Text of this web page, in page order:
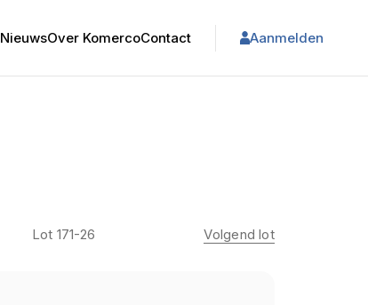
NieuwsOver KomercoContact Aanmelden
Lot 171-26 Volgend lot